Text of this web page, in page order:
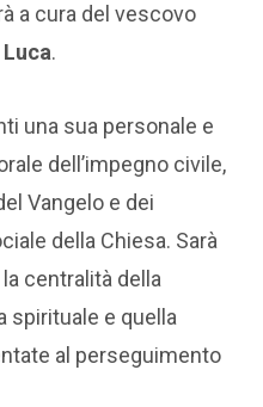
a cura del vescovo
.
una sua personale e
dell’impegno civile,
Vangelo e dei
della Chiesa. Sarà
centralità della
spirituale e quella
al perseguimento